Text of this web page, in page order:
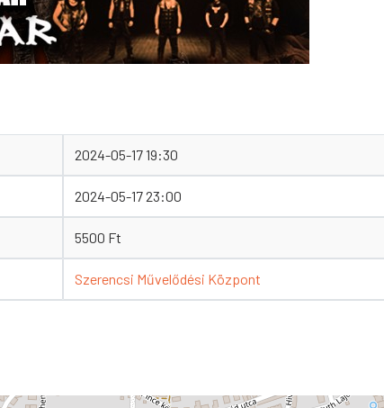
2024-05-17 19:30
2024-05-17 23:00
5500 Ft
Szerencsi Művelődési Központ